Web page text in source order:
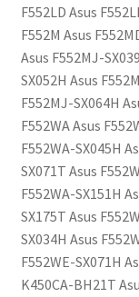
F552LD Asus
F552M Asus
Asus F552MJ-
SX052H Asus
F552MJ-SX064H
F552WA Asus
F552WA-SX045H
SX071T Asus
F552WA-SX151H
SX175T Asus
SX034H Asus
F552WE-SX071H
K450CA-BH21T